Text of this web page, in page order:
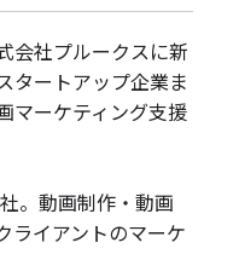
会社プルークスに新
タートアップ企業ま
マーケティング支援
。動画制作・動画
ライアントのマーケ